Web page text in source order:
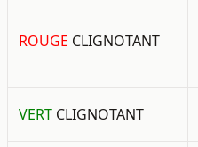
ROUGE CLIGNOTANT
VERT CLIGNOTANT